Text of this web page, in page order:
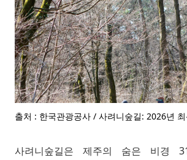
출처 : 한국관광공사 / 사려니숲길: 2026년
사려니숲길은 제주의 숨은 비경